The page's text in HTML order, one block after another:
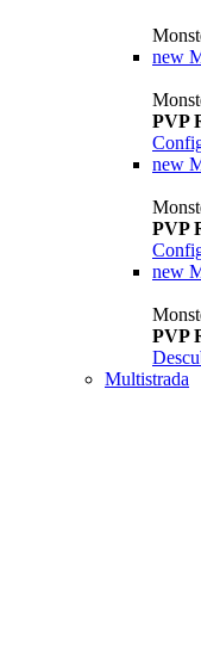
new
PVP
new
PVP
new
PVP
Multistrada